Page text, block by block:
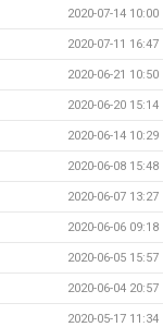
2020-07-14 10:00
2020-07-11 16:47
2020-06-21 10:50
2020-06-20 15:14
2020-06-14 10:29
2020-06-08 15:48
2020-06-07 13:27
2020-06-06 09:18
2020-06-05 15:57
2020-06-04 20:57
2020-05-17 11:34